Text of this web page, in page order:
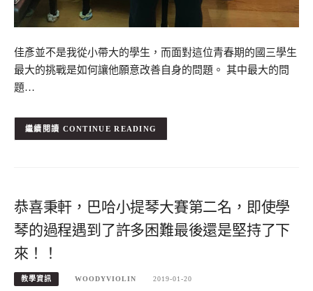
佳彥並不是我從小帶大的學生，而面對這位青春期的國三學生
最大的挑戰是如何讓他願意改善自身的問題。 其中最大的問
題…
CONTINUE READING
恭喜秉軒，巴哈小提琴大賽第二名，即使學
琴的過程遇到了許多困難最後還是堅持了下
來！！
教學資訊 WOODYVIOLIN 2019-01-20